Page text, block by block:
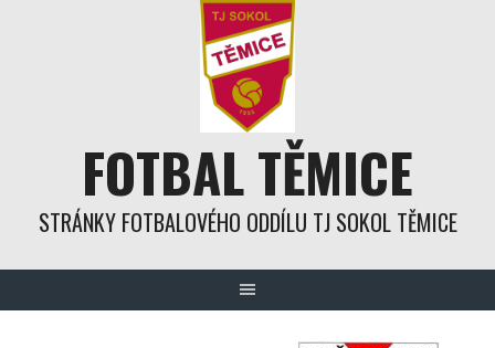
FOTBAL TĚMICE
STRÁNKY FOTBALOVÉHO ODDÍLU TJ SOKOL TĚMICE